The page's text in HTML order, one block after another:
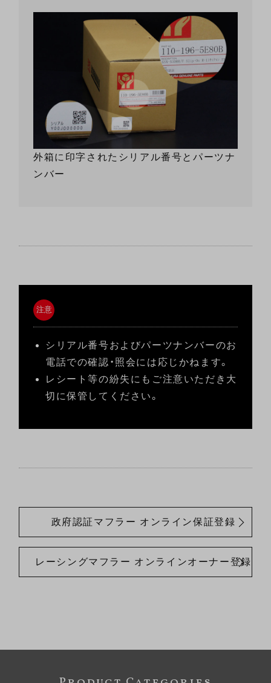
外箱に印字されたシリアル番号とパーツナ
ンバー
注意
シリアル番号およびパーツナンバーのお
電話での確認・照会には応じかねます。
レシート等の紛失にもご注意いただき大
切に保管してください。
政府認証マフラー オンライン保証登録
レーシングマフラー オンラインオーナー登録